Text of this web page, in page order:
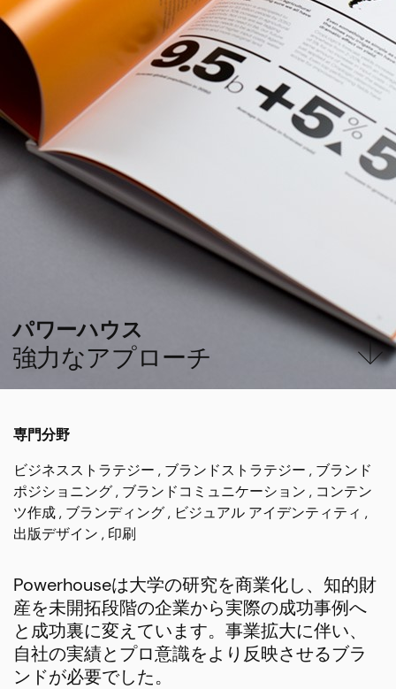
パワーハウス
強力なアプローチ
専門分野
ビジネスストラテジー
ブランドストラテジー
ブランド
ポジショニング ブランドコミュニケーション
コンテン
ツ作成 ブランディング
ビジュアル アイデンティティ
出版デザイン
印刷
Powerhouseは大学の研究を商業化し、知的財
産を未開拓段階の企業から実際の成功事例へ
と成功裏に変えています。事業拡大に伴い、
自社の実績とプロ意識をより反映させるブラ
ンドが必要でした。